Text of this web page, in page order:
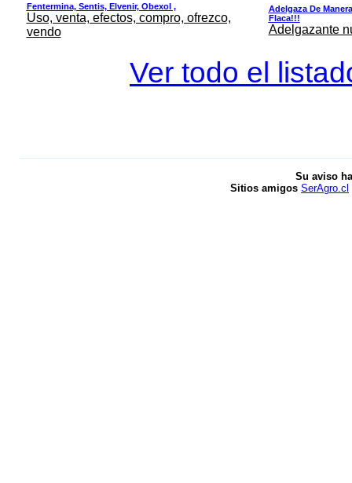
Fentermina, Sentis, Elvenir, Obexol ,
Uso, venta, efectos, compro, ofrezco,
vendo
Adelgaza De
Flaca!!!
Adelgazante
Ver todo el
Su aviso
Sitios amigos SerAgro.cl